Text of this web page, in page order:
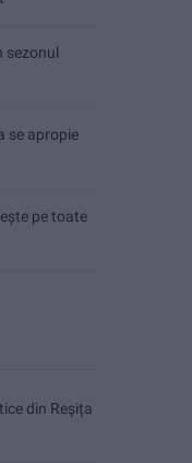
sezonul
se apropie
pe toate
din Reșița